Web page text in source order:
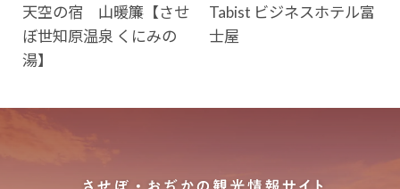
天空の宿 山暖簾【させ
ぼ世知原温泉 くにみの
湯】
Tabist ビジネスホテル富
士屋